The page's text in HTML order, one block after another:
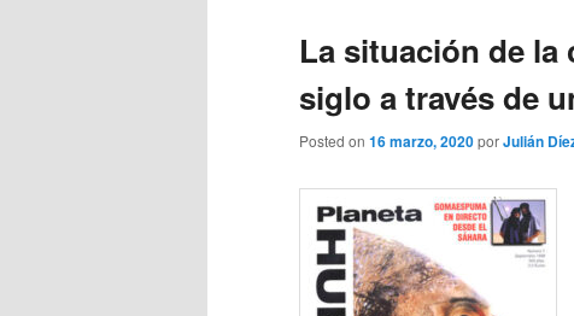
La situación de
siglo a través de
Posted on 16 marzo, 2020porJulián